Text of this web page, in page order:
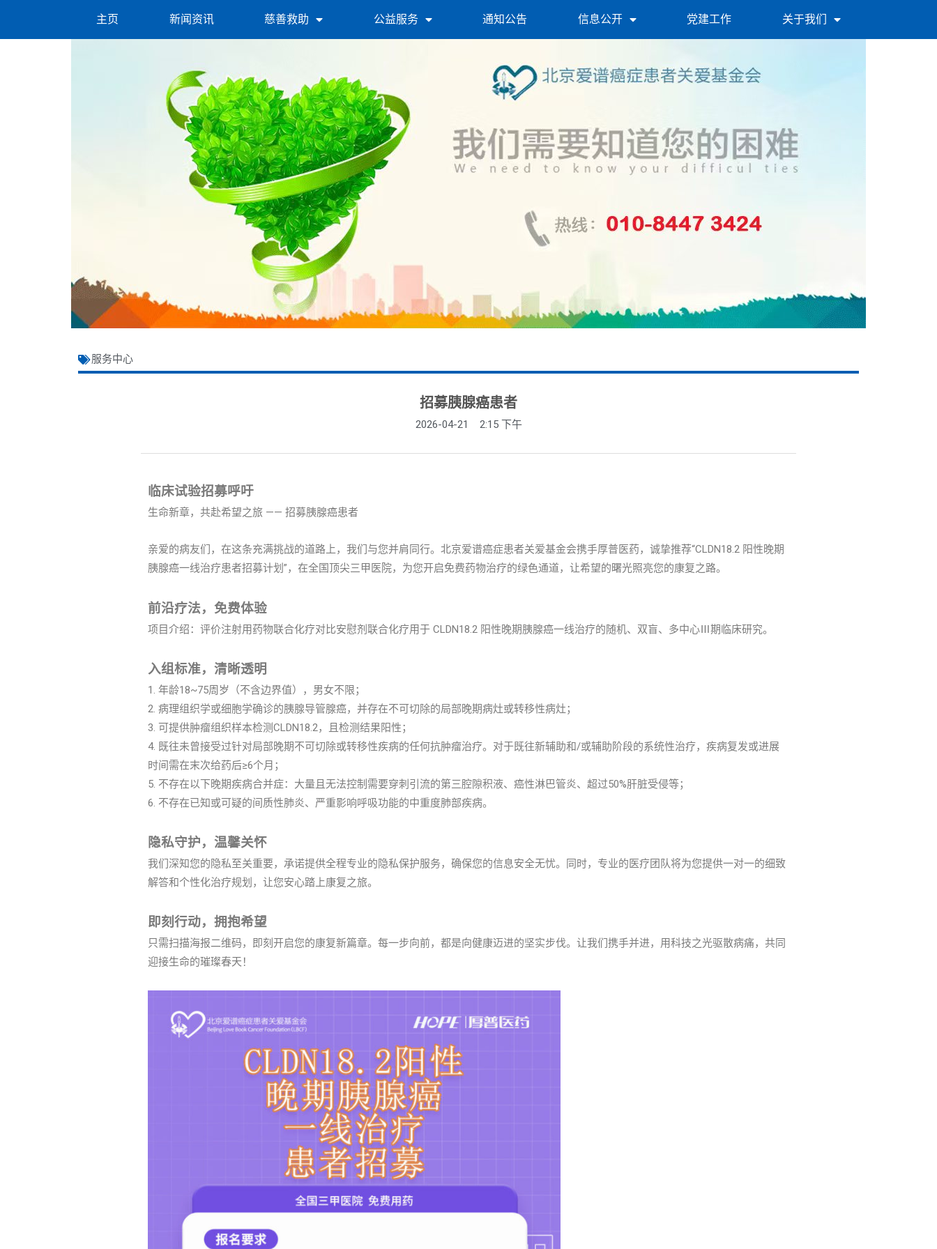
主页 新闻资讯 慈善救助 公益服务 通知公告 信息公开 党建工作 关于我们
服务中心
招募胰腺癌患者
2026-04-21 2:15 下午
临床试验招募呼吁
生命新章，共赴希望之旅 —— 招募胰腺癌患者
亲爱的病友们，在这条充满挑战的道路上，我们与您并肩同行。北京爱谱癌症患者关爱基金会携手厚普医药，诚挚推荐“CLDN18.2 阳性晚期
胰腺癌一线治疗患者招募计划”，在全国顶尖三甲医院，为您开启免费药物治疗的绿色通道，让希望的曙光照亮您的康复之路。
前沿疗法，免费体验
项目介绍：评价注射用药物联合化疗对比安慰剂联合化疗用于 CLDN18.2 阳性晚期胰腺癌一线治疗的随机、双盲、多中心Ⅲ期临床研究。
入组标准，清晰透明
1. 年龄18~75周岁（不含边界值），男女不限；
2. 病理组织学或细胞学确诊的胰腺导管腺癌，并存在不可切除的局部晚期病灶或转移性病灶；
3. 可提供肿瘤组织样本检测CLDN18.2，且检测结果阳性；
4. 既往未曾接受过针对局部晚期不可切除或转移性疾病的任何抗肿瘤治疗。对于既往新辅助和/或辅助阶段的系统性治疗，疾病复发或进展
时间需在末次给药后≥6个月；
5. 不存在以下晚期疾病合并症：大量且无法控制需要穿刺引流的第三腔隙积液、癌性淋巴管炎、超过50%肝脏受侵等；
6. 不存在已知或可疑的间质性肺炎、严重影响呼吸功能的中重度肺部疾病。
隐私守护，温馨关怀
我们深知您的隐私至关重要，承诺提供全程专业的隐私保护服务，确保您的信息安全无忧。同时，专业的医疗团队将为您提供一对一的细致
解答和个性化治疗规划，让您安心踏上康复之旅。
即刻行动，拥抱希望
只需扫描海报二维码，即刻开启您的康复新篇章。每一步向前，都是向健康迈进的坚实步伐。让我们携手并进，用科技之光驱散病痛，共同
迎接生命的璀璨春天！